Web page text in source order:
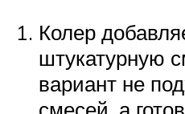
Колер
штукатурную
вариант не